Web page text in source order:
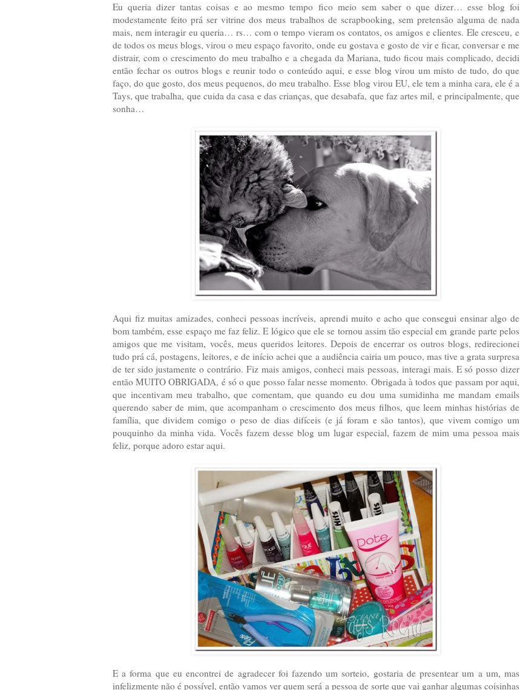
Eu queria dizer tantas coisas e ao mesmo tempo fico meio sem saber o que dizer… esse blog foi
modestamente feito prá ser vitrine dos meus trabalhos de scrapbooking, sem pretensão alguma de nada
mais, nem interagir eu queria… rs… com o tempo vieram os contatos, os amigos e clientes. Ele cresceu, e
de todos os meus blogs, virou o meu espaço favorito, onde eu gostava e gosto de vir e ficar, conversar e me
distrair, com o crescimento do meu trabalho e a chegada da Mariana, tudo ficou mais complicado, decidi
então fechar os outros blogs e reunir todo o conteúdo aqui, e esse blog virou um misto de tudo, do que
faço, do que gosto, dos meus pequenos, do meu trabalho. Esse blog virou EU, ele tem a minha cara, ele é a
Tays, que trabalha, que cuida da casa e das crianças, que desabafa, que faz artes mil, e principalmente, que
sonha…
Aqui fiz muitas amizades, conheci pessoas incríveis, aprendi muito e acho que consegui ensinar algo de
bom também, esse espaço me faz feliz. E lógico que ele se tornou assim tão especial em grande parte pelos
amigos que me visitam, vocês, meus queridos leitores. Depois de encerrar os outros blogs, redirecionei
tudo prá cá, postagens, leitores, e de início achei que a audiência cairia um pouco, mas tive a grata surpresa
de ter sido justamente o contrário. Fiz mais amigos, conheci mais pessoas, interagi mais. E só posso dizer
então MUITO OBRIGADA, é só o que posso falar nesse momento. Obrigada à todos que passam por aqui,
que incentivam meu trabalho, que comentam, que quando eu dou uma sumidinha me mandam emails
querendo saber de mim, que acompanham o crescimento dos meus filhos, que leem minhas histórias de
família, que dividem comigo o peso de dias difíceis (e já foram e são tantos), que vivem comigo um
pouquinho da minha vida. Vocês fazem desse blog um lugar especial, fazem de mim uma pessoa mais
feliz, porque adoro estar aqui.
E a forma que eu encontrei de agradecer foi fazendo um sorteio, gostaria de presentear um a um, mas
infelizmente não é possível, então vamos ver quem será a pessoa de sorte que vai ganhar algumas coisinhas